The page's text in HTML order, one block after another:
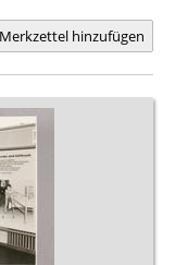
hinzufügen